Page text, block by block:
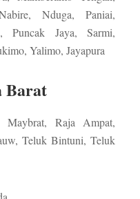
Nduga, Paniai,
Puncak Jaya, Sarmi,
Yalimo, Jayapura
Barat
Maybrat, Raja Ampat,
Teluk Bintuni, Teluk